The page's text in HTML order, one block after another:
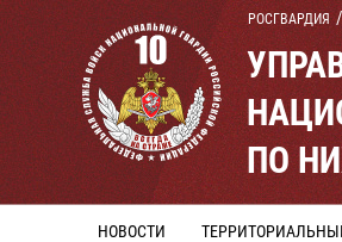
РОСГВАРДИЯ
ПО
НОВОСТИ